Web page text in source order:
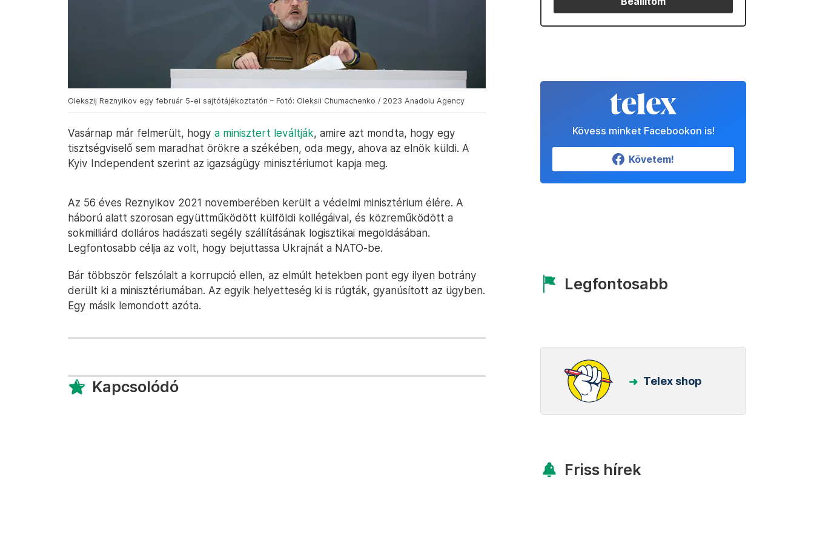
Olekszij Reznyikov egy február 5-ei sajtótájékoztatón – Fotó: Oleksii Chumachenko / 2023 Anadolu Agency
Vasárnap már felmerült, hogy a minisztert leváltják, amire azt mondta, hogy egy
tisztségviselő sem maradhat örökre a székében, oda megy, ahova az elnök küldi. A
Kyiv Independent szerint az igazságügy minisztériumot kapja meg.
Az 56 éves Reznyikov 2021 novemberében került a védelmi minisztérium élére. A
háború alatt szorosan együttműködött külföldi kollégáival, és közreműködött a
sokmilliárd dolláros hadászati segély szállításának logisztikai megoldásában.
Legfontosabb célja az volt, hogy bejuttassa Ukrajnát a NATO-be.
Bár többször felszólalt a korrupció ellen, az elmúlt hetekben pont egy ilyen botrány
derült ki a minisztériumában. Az egyik helyetteség ki is rúgták, gyanúsított az ügyben.
Egy másik lemondott azóta.
Kapcsolódó
Kövess minket Facebookon is!
Követem!
Legfontosabb
Telex shop
Friss hírek